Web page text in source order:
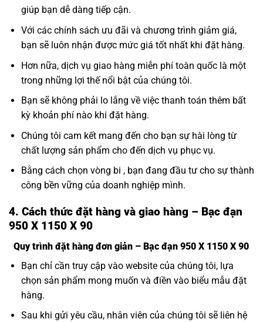
giúp bạn dễ dàng tiếp cận.
Với các chính sách ưu đãi và chương trình giảm giá,
bạn sẽ luôn nhận được mức giá tốt nhất khi đặt hàng.
Hơn nữa, dịch vụ giao hàng miễn phí toàn quốc là một
trong những lợi thế nổi bật của chúng tôi.
Bạn sẽ không phải lo lắng về việc thanh toán thêm bất
kỳ khoản phí nào khi đặt hàng.
Chúng tôi cam kết mang đến cho bạn sự hài lòng từ
chất lượng sản phẩm cho đến dịch vụ phục vụ.
Bằng cách chọn vòng bi , bạn đang đầu tư cho sự thành
công bền vững của doanh nghiệp mình.
4. Cách thức đặt hàng và giao hàng – Bạc đạn
950 X 1150 X 90
Quy trình đặt hàng đơn giản – Bạc đạn 950 X 1150 X 90
Bạn chỉ cần truy cập vào website của chúng tôi, lựa
chọn sản phẩm mong muốn và điền vào biểu mẫu đặt
hàng.
Sau khi gửi yêu cầu, nhân viên của chúng tôi sẽ liên hệ